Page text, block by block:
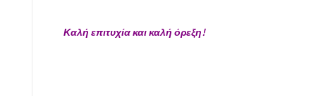
Καλή επιτυχία και καλή όρεξη!